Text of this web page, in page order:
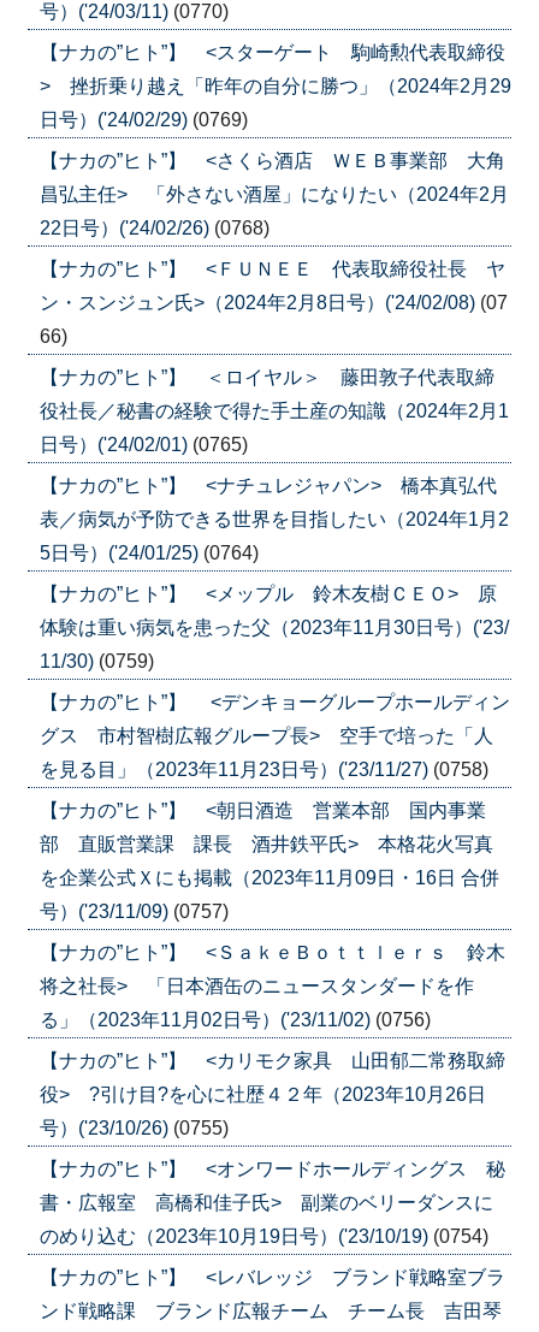
号）('24/03/11) (0770)
【ナカの”ヒト”】 <スターゲート 駒崎勲代表取締役
> 挫折乗り越え「昨年の自分に勝つ」（2024年2月29
日号）('24/02/29) (0769)
【ナカの”ヒト”】 <さくら酒店 ＷＥＢ事業部 大角
昌弘主任> 「外さない酒屋」になりたい（2024年2月
22日号）('24/02/26) (0768)
【ナカの”ヒト”】 <ＦＵＮＥＥ 代表取締役社長 ヤ
ン・スンジュン氏>（2024年2月8日号）('24/02/08) (07
66)
【ナカの”ヒト”】 ＜ロイヤル＞ 藤田敦子代表取締
役社長／秘書の経験で得た手土産の知識（2024年2月1
日号）('24/02/01) (0765)
【ナカの”ヒト”】 <ナチュレジャパン> 橋本真弘代
表／病気が予防できる世界を目指したい（2024年1月2
5日号）('24/01/25) (0764)
【ナカの”ヒト”】 <メップル 鈴木友樹ＣＥＯ> 原
体験は重い病気を患った父（2023年11月30日号）('23/
11/30) (0759)
【ナカの”ヒト”】 <デンキョーグループホールディン
グス 市村智樹広報グループ長> 空手で培った「人
を見る目」（2023年11月23日号）('23/11/27) (0758)
【ナカの”ヒト”】 <朝日酒造 営業本部 国内事業
部 直販営業課 課長 酒井鉄平氏> 本格花火写真
を企業公式Ｘにも掲載（2023年11月09日・16日 合併
号）('23/11/09) (0757)
【ナカの”ヒト”】 <ＳａｋｅＢｏｔｔｌｅｒｓ 鈴木
将之社長> 「日本酒缶のニュースタンダードを作
る」（2023年11月02日号）('23/11/02) (0756)
【ナカの”ヒト”】 <カリモク家具 山田郁二常務取締
役> ?引け目?を心に社歴４２年（2023年10月26日
号）('23/10/26) (0755)
【ナカの”ヒト”】 <オンワードホールディングス 秘
書・広報室 高橋和佳子氏> 副業のベリーダンスに
のめり込む（2023年10月19日号）('23/10/19) (0754)
【ナカの”ヒト”】 <レバレッジ ブランド戦略室ブラ
ンド戦略課 ブランド広報チーム チーム長 吉田琴